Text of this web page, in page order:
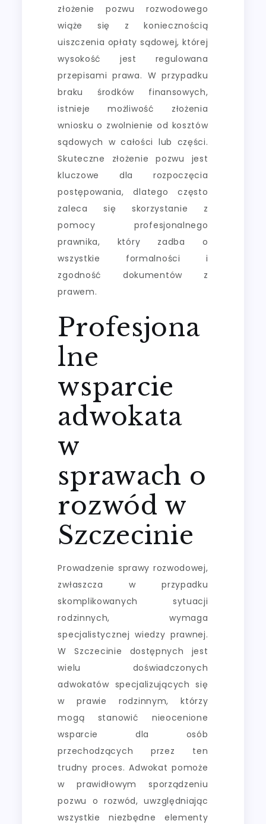
złożenie pozwu rozwodowego
wiąże się z koniecznością
uiszczenia opłaty sądowej, której
wysokość jest regulowana
przepisami prawa. W przypadku
braku środków finansowych,
istnieje możliwość złożenia
wniosku o zwolnienie od kosztów
sądowych w całości lub części.
Skuteczne złożenie pozwu jest
kluczowe dla rozpoczęcia
postępowania, dlatego często
zaleca się skorzystanie z
pomocy profesjonalnego
prawnika, który zadba o
wszystkie formalności i
zgodność dokumentów z
prawem.
Profesjona
lne
wsparcie
adwokata
w
sprawach o
rozwód w
Szczecinie
Prowadzenie sprawy rozwodowej,
zwłaszcza w przypadku
skomplikowanych sytuacji
rodzinnych, wymaga
specjalistycznej wiedzy prawnej.
W Szczecinie dostępnych jest
wielu doświadczonych
adwokatów specjalizujących się
w prawie rodzinnym, którzy
mogą stanowić nieocenione
wsparcie dla osób
przechodzących przez ten
trudny proces. Adwokat pomoże
w prawidłowym sporządzeniu
pozwu o rozwód, uwzględniając
wszystkie niezbędne elementy